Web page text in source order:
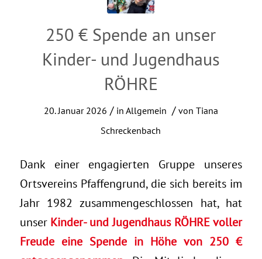
250 € Spende an unser
Kinder- und Jugendhaus
RÖHRE
20. Januar 2026 / in Allgemein / von Tiana
Schreckenbach
Dank einer engagierten Gruppe unseres
Ortsvereins Pfaffengrund, die sich bereits im
Jahr 1982 zusammengeschlossen hat, hat
unser Kinder- und Jugendhaus RÖHRE voller
Freude eine Spende in Höhe von 250 €